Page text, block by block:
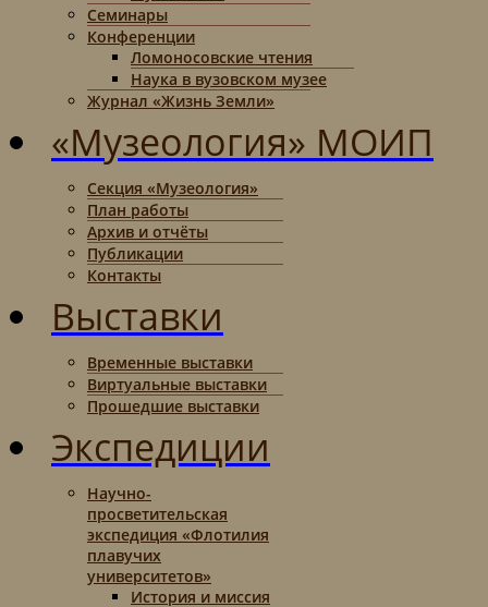
Семинары
Конференции
Ломоносовские чтения
Наука в вузовском музее
Журнал «Жизнь Земли»
«Музеология» МОИП
Секция «Музеология»
План работы
Архив и отчёты
Публикации
Контакты
Выставки
Временные выставки
Виртуальные выставки
Прошедшие выставки
Экспедиции
Научно-
просветительская
экспедиция «Флотилия
плавучих
университетов»
История и миссия